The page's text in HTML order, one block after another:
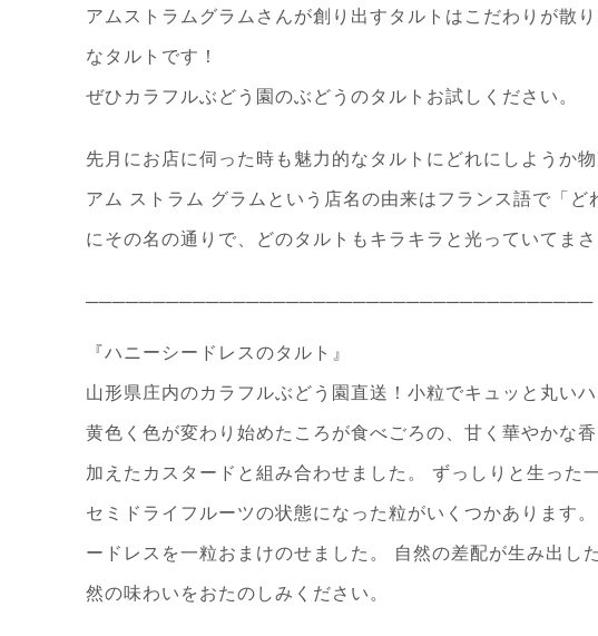
アムストラムグラムさんが創り出すタルトはこだわりが散
なタルトです！
ぜひカラフルぶどう園のぶどうのタルトお試しください。
先月にお店に伺った時も魅力的なタルトにどれにしようか物
アム ストラム グラムという店名の由来はフランス語で「
にその名の通りで、どのタルトもキラキラと光っていてま
──────────────────────────────────────
『ハニーシードレスのタルト』
山形県庄内のカラフルぶどう園直送！小粒でキュッと丸い
黄色く色が変わり始めたころが食べごろの、甘く華やかな
加えたカスタードと組み合わせました。 ずっしりと生った
セミドライフルーツの状態になった粒がいくつかあります
ードレスを一粒おまけのせました。 自然の差配が生み出し
然の味わいをおたのしみください。